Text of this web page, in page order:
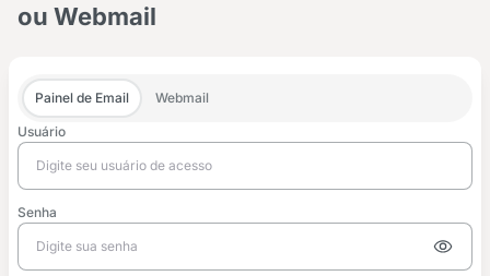
ou Webmail
Painel de Email Webmail
Usuário
Senha